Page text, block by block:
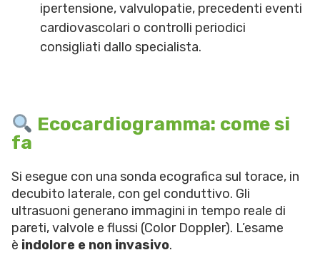
ipertensione, valvulopatie, precedenti eventi
cardiovascolari o controlli periodici
consigliati dallo specialista.
Ecocardiogramma: come si
fa
Si esegue con una sonda ecografica sul torace, in
decubito laterale, con gel conduttivo. Gli
ultrasuoni generano immagini in tempo reale di
pareti, valvole e flussi (Color Doppler). L’esame
è indolore e non invasivo.